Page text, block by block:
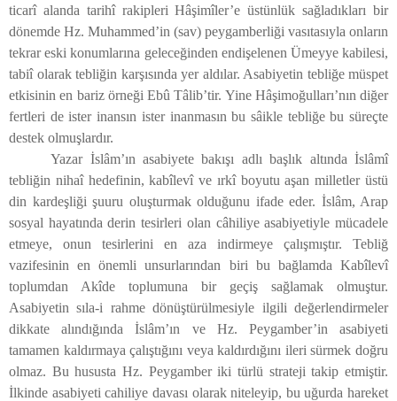
ticarî alanda tarihî rakipleri Hâşimîler’e üstünlük sağladıkları bir
dönemde Hz. Muhammed’in (sav) peygamberliği vasıtasıyla onların
tekrar eski konumlarına geleceğinden endişelenen Ümeyye kabilesi,
tabiî olarak tebliğin karşısında yer aldılar. Asabiyetin tebliğe müspet
etkisinin en bariz örneği Ebû Tâlib’tir. Yine Hâşimoğulları’nın diğer
fertleri de ister inansın ister inanmasın bu sâikle tebliğe bu süreçte
destek olmuşlardır.
Yazar İslâm’ın asabiyete bakışı adlı başlık altında İslâmî
tebliğin nihaî hedefinin, kabîlevî ve ırkî boyutu aşan milletler üstü
din kardeşliği şuuru oluşturmak olduğunu ifade eder. İslâm, Arap
sosyal hayatında derin tesirleri olan câhiliye asabiyetiyle mücadele
etmeye, onun tesirlerini en aza indirmeye çalışmıştır. Tebliğ
vazifesinin en önemli unsurlarından biri bu bağlamda Kabîlevî
toplumdan Akîde toplumuna bir geçiş sağlamak olmuştur.
Asabiyetin sıla-i rahme dönüştürülmesiyle ilgili değerlendirmeler
dikkate alındığında İslâm’ın ve Hz. Peygamber’in asabiyeti
tamamen kaldırmaya çalıştığını veya kaldırdığını ileri sürmek doğru
olmaz. Bu hususta Hz. Peygamber iki türlü strateji takip etmiştir.
İlkinde asabiyeti cahiliye davası olarak niteleyip, bu uğurda hareket